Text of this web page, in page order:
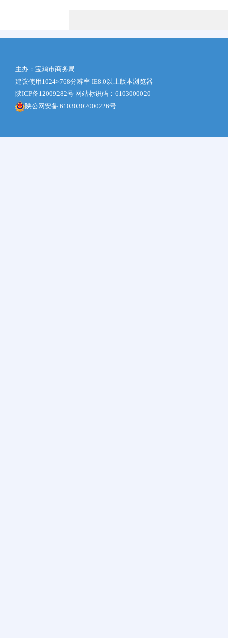
主办：宝鸡市商务局
建议使用1024×768分辨率 IE8.0以上版本浏览器
陕ICP备12009282号 网站标识码：6103000020
陕公网安备 61030302000226号